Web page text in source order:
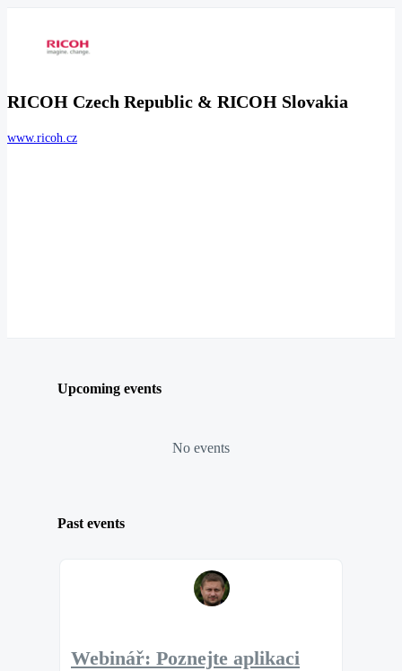
RICOH Czech Republic & RICOH Slovakia
www.ricoh.cz
Upcoming events
No events
Past events
Webinář: Poznejte aplikaci